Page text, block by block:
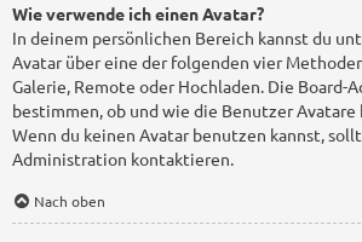
Wie verwende ich einen Avatar?
In deinem persönlichen Bereich kannst du
Avatar über eine der folgenden vier
Galerie, Remote oder Hochladen. Die Board-
bestimmen, ob und wie die Benutzer
Wenn du keinen Avatar benutzen kannst,
Administration kontaktieren.
Nach oben